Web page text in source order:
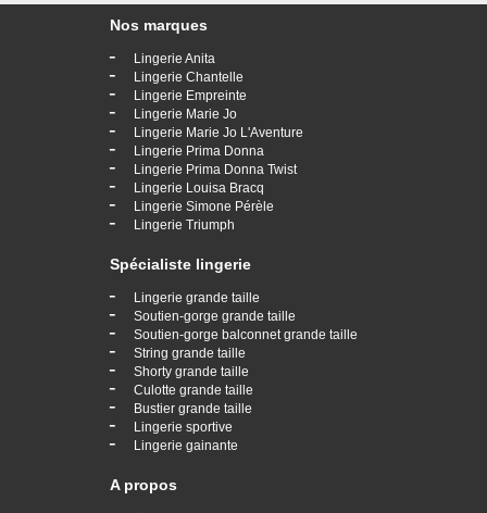
Nos marques
- Lingerie Anita
- Lingerie Chantelle
- Lingerie Empreinte
- Lingerie Marie Jo
- Lingerie Marie Jo L'Aventure
- Lingerie Prima Donna
- Lingerie Prima Donna Twist
- Lingerie Louisa Bracq
- Lingerie Simone Pérèle
- Lingerie Triumph
Spécialiste lingerie
- Lingerie grande taille
- Soutien-gorge grande taille
- Soutien-gorge balconnet grande taille
- String grande taille
- Shorty grande taille
- Culotte grande taille
- Bustier grande taille
- Lingerie sportive
- Lingerie gainante
A propos